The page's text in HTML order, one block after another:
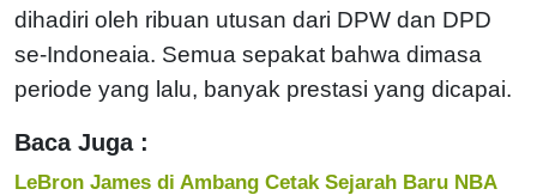
dihadiri oleh ribuan utusan dari DPW dan DPD
se-Indoneaia. Semua sepakat bahwa dimasa
periode yang lalu, banyak prestasi yang dicapai.
Baca Juga :
LeBron James di Ambang Cetak Sejarah Baru NBA